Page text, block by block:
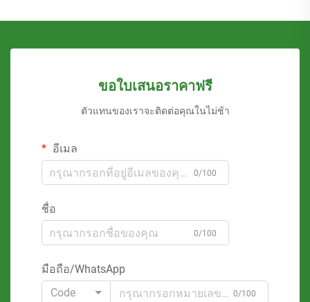
ขอใบเสนอราคาฟรี
ตัวแทนของเราจะติดต่อคุณในไม่ช้า
อีเมล
0/100
ชื่อ
0/100
มือถือ/WhatsApp
Code
0/100